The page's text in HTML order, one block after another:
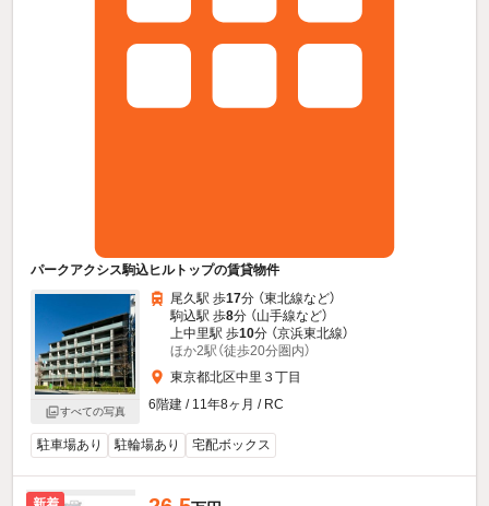
パークアクシス駒込ヒルトップの賃貸物件
すべての写真
尾久駅 歩17分 （東北線など）
駒込駅 歩8分 （山手線など）
上中里駅 歩10分 （京浜東北線）
ほか2駅（徒歩20分圏内）
東京都北区中里３丁目
6階建 / 11年8ヶ月 / RC
駐車場あり 駐輪場あり 宅配ボックス